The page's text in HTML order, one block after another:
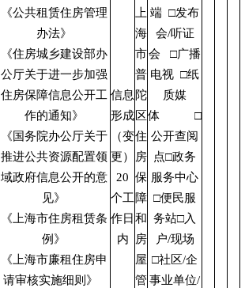
《公共租赁住房管理
办法》
《住房城乡建设部办
公厅关于进一步加强
住房保障信息公开工
作的通知》
《国务院办公厅关于
推进公共资源配置领
域政府信息公开的意
见》
《上海市住房租赁条
例》
《上海市廉租住房申
请审核实施细则》
信息
形成
（变
更）
20
个工
作日
内
上
海
市
普
陀
区
住
房
保
障
和
房
屋
管
端 □发布
会/听证
会 □广播
电视 □纸
质媒
体 □
公开查阅
点□政务
服务中心
□便民服
务站□入
户/现场
□社区/企
事业单位/